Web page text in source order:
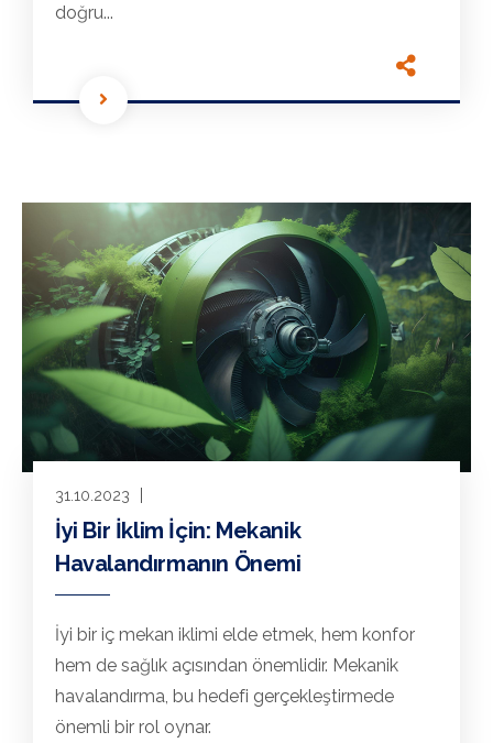
doğru...
31.10.2023
İyi Bir İklim İçin: Mekanik
Havalandırmanın Önemi
İyi bir iç mekan iklimi elde etmek, hem konfor
hem de sağlık açısından önemlidir. Mekanik
havalandırma, bu hedefi gerçekleştirmede
önemli bir rol oynar.